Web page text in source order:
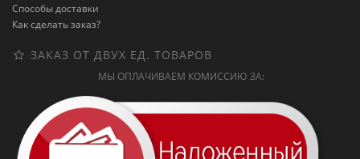
Способы доставки
Как сделать заказ?
ЗАКАЗ ОТ ДВУХ ЕД. ТОВАРОВ
МЫ ОПЛАЧИВАЕМ КОМИССИЮ ЗА: